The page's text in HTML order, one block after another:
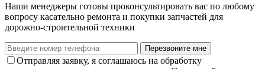
Наши менеджеры готовы проконсультировать вас по любому
вопросу касательно ремонта и покупки запчастей для
дорожно-строительной техники
Перезвоните мне
Отправляя заявку, я соглашаюсь на обработку